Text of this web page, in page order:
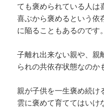
ても褒められている人は
喜ぶから褒めるという依
に陥ることもあるのです。
子離れ出来ない親や、親
られの共依存状態なのか
親が子供を一生褒め続け
雲に褒めて育ててはいけ